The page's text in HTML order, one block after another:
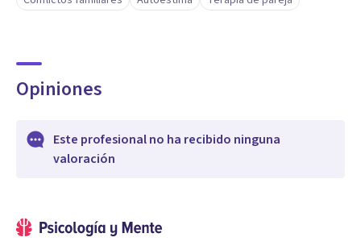
Opiniones
Este profesional no ha recibido ninguna
valoración